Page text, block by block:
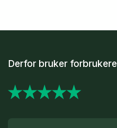
Derfor bruker